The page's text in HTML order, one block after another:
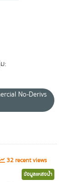
:
No-Derivs
32 recent views
ข้อมูลแหล่งน้ำ